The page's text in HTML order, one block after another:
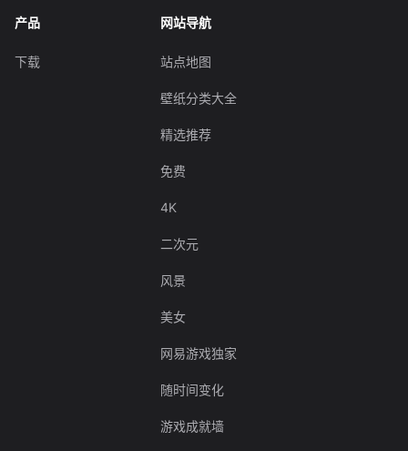
产品
下载
网站导航
站点地图
壁纸分类大全
精选推荐
免费
4K
二次元
风景
美女
网易游戏独家
随时间变化
游戏成就墙